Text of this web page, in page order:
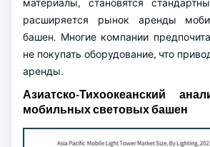
материалы, становятся
расширяется рынок аренды
башен. Многие компании
не покупать оборудование, что
аренды.
Азиатско-Тихоокеанский
мобильных световых башен